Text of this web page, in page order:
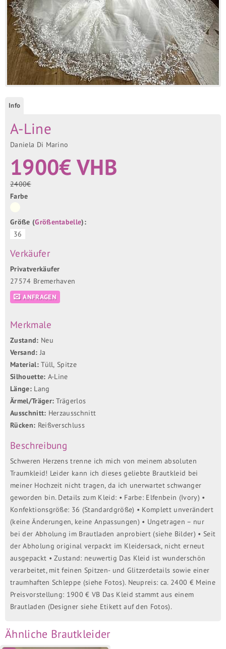
Info
A-Line
Daniela Di Marino
1900€ VHB
2400€
Farbe
Größe (Größentabelle):
36
Verkäufer
Privatverkäufer
27574 Bremerhaven
ANFRAGEN
Merkmale
Zustand: Neu
Versand: Ja
Material:Tüll, Spitze
Silhouette: A-Line
Länge:Lang
Ärmel/Träger: Trägerlos
Ausschnitt: Herzausschnitt
Rücken: Reißverschluss
Beschreibung
Schweren Herzens trenne ich mich von meinem absoluten
Traumkleid! Leider kann ich dieses geliebte Brautkleid bei
meiner Hochzeit nicht tragen, da ich unerwartet schwanger
geworden bin. Details zum Kleid: • Farbe: Elfenbein (Ivory) •
Konfektionsgröße: 36 (Standardgröße) • Komplett unverändert
(keine Änderungen, keine Anpassungen) • Ungetragen – nur
bei der Abholung im Brautladen anprobiert (siehe Bilder) • Seit
der Abholung original verpackt im Kleidersack, nicht erneut
ausgepackt • Zustand: neuwertig Das Kleid ist wunderschön
verarbeitet, mit feinen Spitzen- und Glitzerdetails sowie einer
traumhaften Schleppe (siehe Fotos). Neupreis: ca. 2400 € Meine
Preisvorstellung: 1900 € VB Das Kleid stammt aus einem
Brautladen (Designer siehe Etikett auf den Fotos).
Ähnliche Brautkleider